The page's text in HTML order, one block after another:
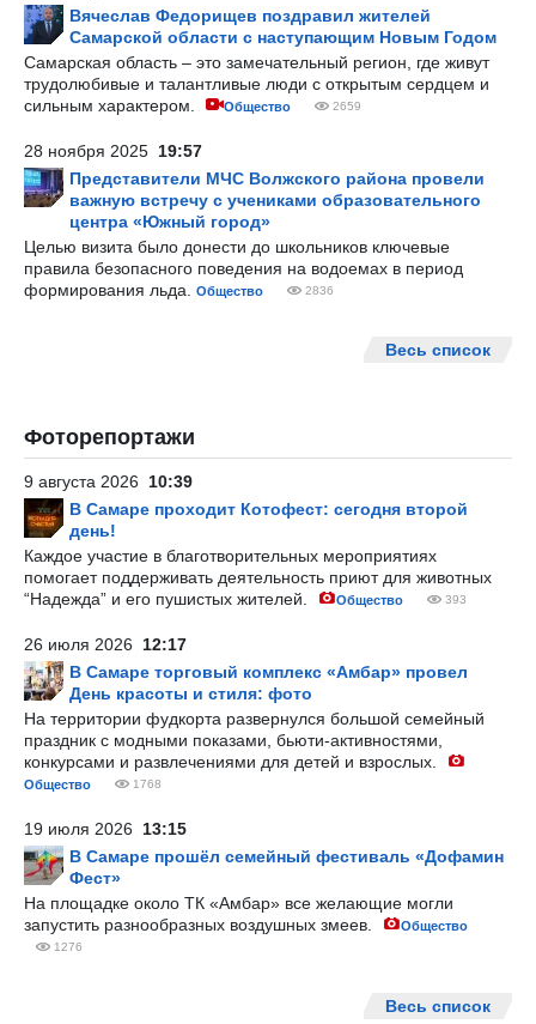
Вячеслав Федорищев поздравил жителей
Самарской области с наступающим Новым Годом
Самарская область – это замечательный регион, где живут
трудолюбивые и талантливые люди с открытым сердцем и
сильным характером.
Общество 2659
28 ноября 2025 19:57
Представители МЧС Волжского района провели
важную встречу с учениками образовательного
центра «Южный город»
Целью визита было донести до школьников ключевые
правила безопасного поведения на водоемах в период
формирования льда.
Общество 2836
Весь список
Фоторепортажи
9 августа 2026 10:39
В Самаре проходит Котофест: сегодня второй
день!
Каждое участие в благотворительных мероприятиях
помогает поддерживать деятельность приют для животных
“Надежда” и его пушистых жителей.
Общество 393
26 июля 2026 12:17
В Самаре торговый комплекс «Амбар» провел
День красоты и стиля: фото
На территории фудкорта развернулся большой семейный
праздник с модными показами, бьюти-активностями,
конкурсами и развлечениями для детей и взрослых.
Общество 1768
19 июля 2026 13:15
В Самаре прошёл семейный фестиваль «Дофамин
Фест»
На площадке около ТК «Амбар» все желающие могли
запустить разнообразных воздушных змеев.
Общество
1276
Весь список